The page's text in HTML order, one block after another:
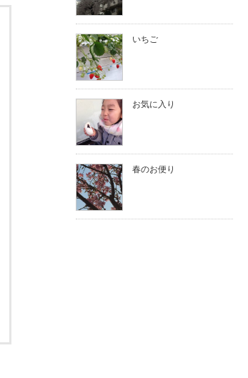
いちご
お気に入り
春のお便り